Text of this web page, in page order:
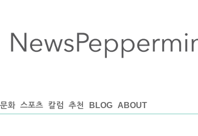
문화 스포츠 칼럼 추천 BLOG ABOUT